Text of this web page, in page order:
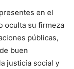
en el
oculta su firmeza
públicas,
buen
justicia social y